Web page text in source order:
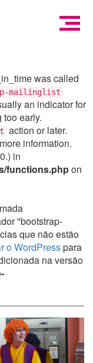
was called
mailinglist
an indicator for
early.
action or later.
information.
in
functions.phpon
"bootstrap-
que não estão
o WordPresspara
na versão